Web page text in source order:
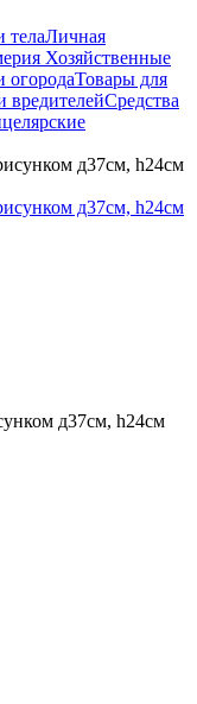
телаЛичная
Хозяйственные
огородаТовары для
вредителейСредства
д37см, h24см
д37см, h24см